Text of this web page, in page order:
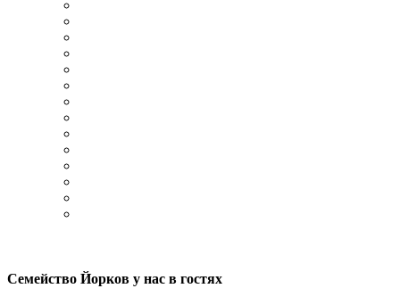
Семейство Йорков у нас в гостях